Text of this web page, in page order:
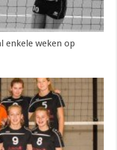
enkele weken op